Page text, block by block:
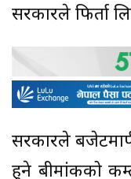
सरकारले फिर्ता
सरकारले
हुने बीमांकको